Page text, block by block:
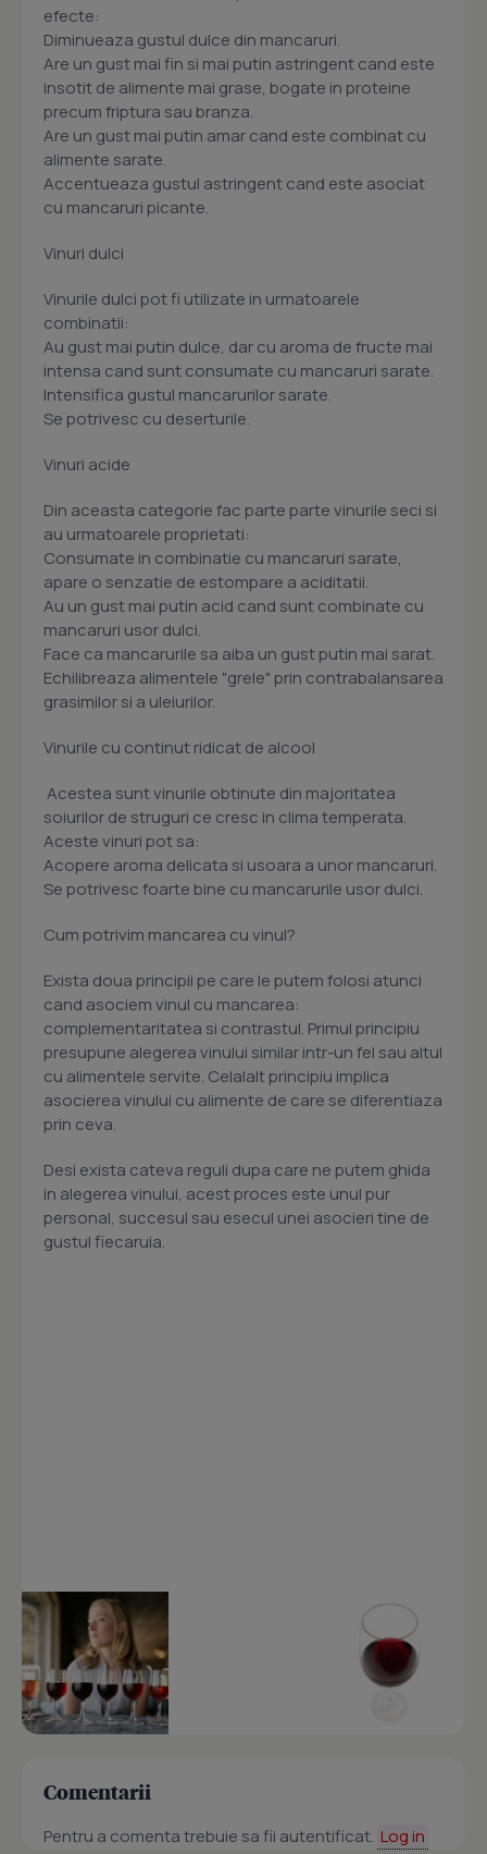
efecte:
Diminueaza gustul dulce din mancaruri.
Are un gust mai fin si mai putin astringent cand este
insotit de alimente mai grase, bogate in proteine 
precum friptura sau branza.
Are un gust mai putin amar cand este combinat cu
alimente sarate.
Accentueaza gustul astringent cand este asociat
cu mancaruri picante.
Vinuri dulci
Vinurile dulci pot fi utilizate in urmatoarele
combinatii:
Au gust mai putin dulce, dar cu aroma de fructe mai
intensa cand sunt consumate cu mancaruri sarate.
Intensifica gustul mancarurilor sarate.
Se potrivesc cu deserturile.
Vinuri acide
Din aceasta categorie fac parte parte vinurile seci si
au urmatoarele proprietati:
Consumate in combinatie cu mancaruri sarate,
apare o senzatie de estompare a aciditatii.
Au un gust mai putin acid cand sunt combinate cu
mancaruri usor dulci.
Face ca mancarurile sa aiba un gust putin mai sarat.
Echilibreaza alimentele "grele" prin contrabalansarea
grasimilor si a uleiurilor.
Vinurile cu continut ridicat de alcool
Acestea sunt vinurile obtinute din majoritatea
soiurilor de struguri ce cresc in clima temperata.
Aceste vinuri pot sa:
Acopere aroma delicata si usoara a unor mancaruri.
Se potrivesc foarte bine cu mancarurile usor dulci.
Cum potrivim mancarea cu vinul?
Exista doua principii pe care le putem folosi atunci
cand asociem vinul cu mancarea:
complementaritatea si contrastul. Primul principiu
presupune alegerea vinului similar intr-un fel sau altul
cu alimentele servite. Celalalt principiu implica
asocierea vinului cu alimente de care se diferentiaza
prin ceva.
Desi exista cateva reguli dupa care ne putem ghida
in alegerea vinului, acest proces este unul pur
personal, succesul sau esecul unei asocieri tine de
gustul fiecaruia.
Comentarii
Pentru a comenta trebuie sa fii autentificat. Log in